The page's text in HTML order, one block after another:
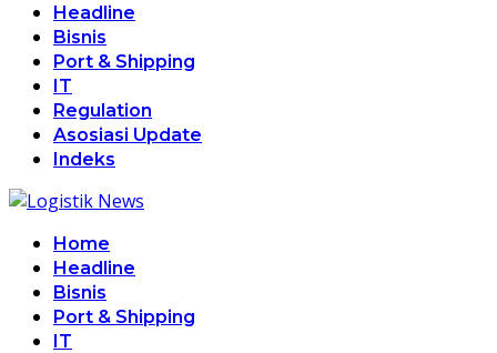
Headline
Bisnis
Port & Shipping
IT
Regulation
Asosiasi Update
Indeks
Home
Headline
Bisnis
Port & Shipping
IT